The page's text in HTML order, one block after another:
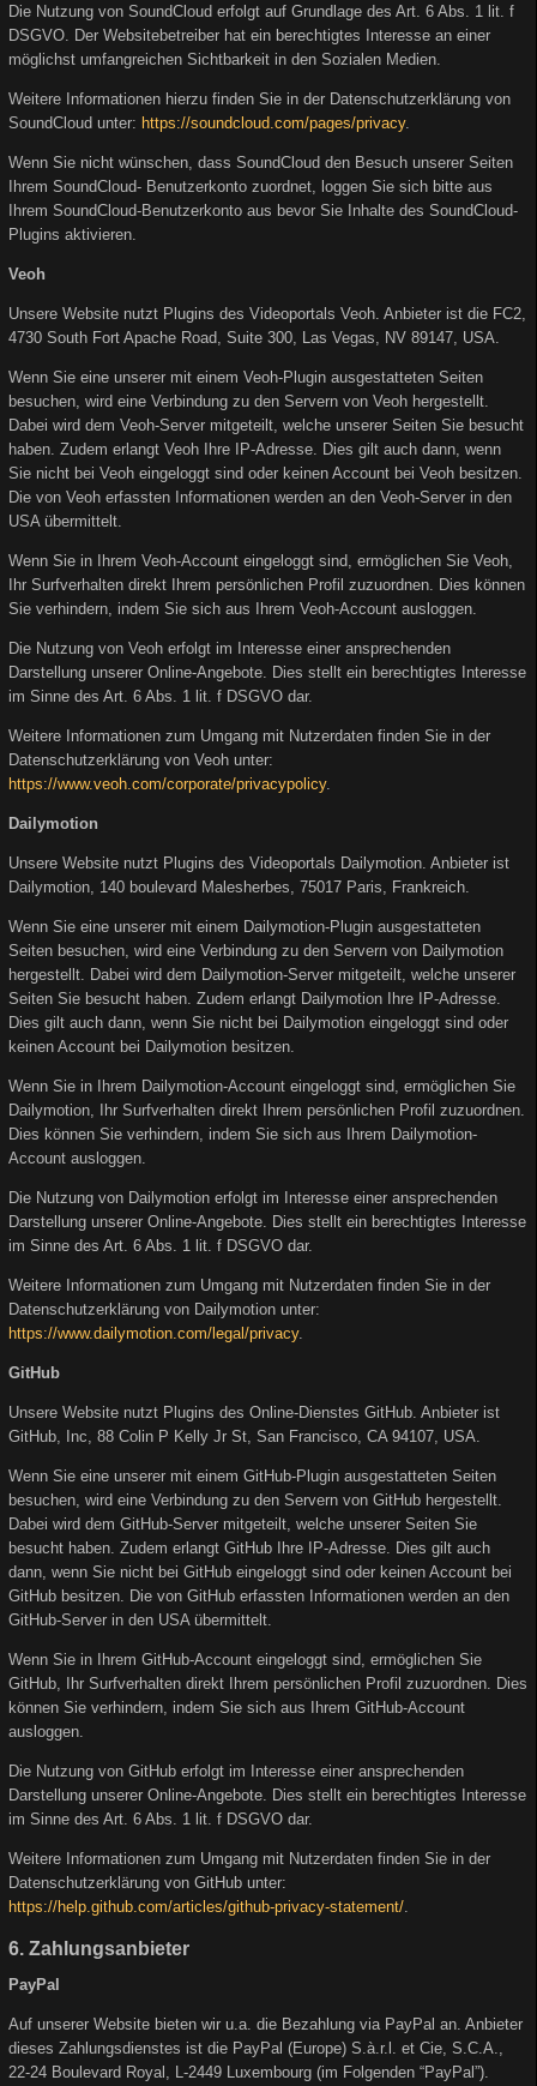
Die Nutzung von SoundCloud erfolgt auf Grundlage des Art. 6 Abs. 1 lit. f
DSGVO. Der Websitebetreiber hat ein berechtigtes Interesse an einer
möglichst umfangreichen Sichtbarkeit in den Sozialen Medien.
Weitere Informationen hierzu finden Sie in der Datenschutzerklärung von
SoundCloud unter: https://soundcloud.com/pages/privacy.
Wenn Sie nicht wünschen, dass SoundCloud den Besuch unserer Seiten
Ihrem SoundCloud- Benutzerkonto zuordnet, loggen Sie sich bitte aus
Ihrem SoundCloud-Benutzerkonto aus bevor Sie Inhalte des SoundCloud-
Plugins aktivieren.
Veoh
Unsere Website nutzt Plugins des Videoportals Veoh. Anbieter ist die FC2,
4730 South Fort Apache Road, Suite 300, Las Vegas, NV 89147, USA.
Wenn Sie eine unserer mit einem Veoh-Plugin ausgestatteten Seiten
besuchen, wird eine Verbindung zu den Servern von Veoh hergestellt.
Dabei wird dem Veoh-Server mitgeteilt, welche unserer Seiten Sie besucht
haben. Zudem erlangt Veoh Ihre IP-Adresse. Dies gilt auch dann, wenn
Sie nicht bei Veoh eingeloggt sind oder keinen Account bei Veoh besitzen.
Die von Veoh erfassten Informationen werden an den Veoh-Server in den
USA übermittelt.
Wenn Sie in Ihrem Veoh-Account eingeloggt sind, ermöglichen Sie Veoh,
Ihr Surfverhalten direkt Ihrem persönlichen Profil zuzuordnen. Dies können
Sie verhindern, indem Sie sich aus Ihrem Veoh-Account ausloggen.
Die Nutzung von Veoh erfolgt im Interesse einer ansprechenden
Darstellung unserer Online-Angebote. Dies stellt ein berechtigtes Interesse
im Sinne des Art. 6 Abs. 1 lit. f DSGVO dar.
Weitere Informationen zum Umgang mit Nutzerdaten finden Sie in der
Datenschutzerklärung von Veoh unter:
https://www.veoh.com/corporate/privacypolicy.
Dailymotion
Unsere Website nutzt Plugins des Videoportals Dailymotion. Anbieter ist
Dailymotion, 140 boulevard Malesherbes, 75017 Paris, Frankreich.
Wenn Sie eine unserer mit einem Dailymotion-Plugin ausgestatteten
Seiten besuchen, wird eine Verbindung zu den Servern von Dailymotion
hergestellt. Dabei wird dem Dailymotion-Server mitgeteilt, welche unserer
Seiten Sie besucht haben. Zudem erlangt Dailymotion Ihre IP-Adresse.
Dies gilt auch dann, wenn Sie nicht bei Dailymotion eingeloggt sind oder
keinen Account bei Dailymotion besitzen.
Wenn Sie in Ihrem Dailymotion-Account eingeloggt sind, ermöglichen Sie
Dailymotion, Ihr Surfverhalten direkt Ihrem persönlichen Profil zuzuordnen.
Dies können Sie verhindern, indem Sie sich aus Ihrem Dailymotion-
Account ausloggen.
Die Nutzung von Dailymotion erfolgt im Interesse einer ansprechenden
Darstellung unserer Online-Angebote. Dies stellt ein berechtigtes Interesse
im Sinne des Art. 6 Abs. 1 lit. f DSGVO dar.
Weitere Informationen zum Umgang mit Nutzerdaten finden Sie in der
Datenschutzerklärung von Dailymotion unter:
https://www.dailymotion.com/legal/privacy.
GitHub
Unsere Website nutzt Plugins des Online-Dienstes GitHub. Anbieter ist
GitHub, Inc, 88 Colin P Kelly Jr St, San Francisco, CA 94107, USA.
Wenn Sie eine unserer mit einem GitHub-Plugin ausgestatteten Seiten
besuchen, wird eine Verbindung zu den Servern von GitHub hergestellt.
Dabei wird dem GitHub-Server mitgeteilt, welche unserer Seiten Sie
besucht haben. Zudem erlangt GitHub Ihre IP-Adresse. Dies gilt auch
dann, wenn Sie nicht bei GitHub eingeloggt sind oder keinen Account bei
GitHub besitzen. Die von GitHub erfassten Informationen werden an den
GitHub-Server in den USA übermittelt.
Wenn Sie in Ihrem GitHub-Account eingeloggt sind, ermöglichen Sie
GitHub, Ihr Surfverhalten direkt Ihrem persönlichen Profil zuzuordnen. Dies
können Sie verhindern, indem Sie sich aus Ihrem GitHub-Account
ausloggen.
Die Nutzung von GitHub erfolgt im Interesse einer ansprechenden
Darstellung unserer Online-Angebote. Dies stellt ein berechtigtes Interesse
im Sinne des Art. 6 Abs. 1 lit. f DSGVO dar.
Weitere Informationen zum Umgang mit Nutzerdaten finden Sie in der
Datenschutzerklärung von GitHub unter:
https://help.github.com/articles/github-privacy-statement/
6. Zahlungsanbieter
PayPal
Auf unserer Website bieten wir u.a. die Bezahlung via PayPal an. Anbieter
dieses Zahlungsdienstes ist die PayPal (Europe) S.à.r.l. et Cie, S.C.A.,
22-24 Boulevard Royal, L-2449 Luxembourg (im Folgenden “PayPal”).